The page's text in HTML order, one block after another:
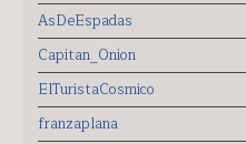
AsDeEspadas
Capitan_Onion
ElTuristaCosmico
franzaplana